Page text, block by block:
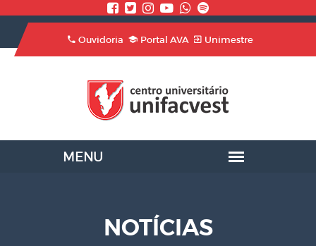
Ouvidoria Portal AVA Unimestre
NOTÍCIAS